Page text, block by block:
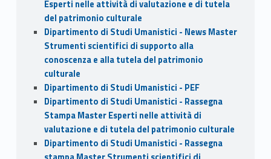
Esperti nelle attività di valutazione e di tutela
del patrimonio culturale
Dipartimento di Studi Umanistici - News Master
Strumenti scientifici di supporto alla
conoscenza e alla tutela del patrimonio
culturale
Dipartimento di Studi Umanistici - PEF
Dipartimento di Studi Umanistici - Rassegna
Stampa Master Esperti nelle attività di
valutazione e di tutela del patrimonio culturale
Dipartimento di Studi Umanistici - Rassegna